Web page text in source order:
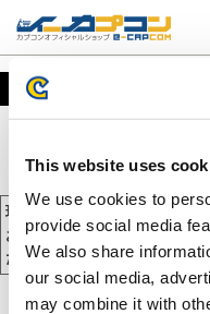
This website uses
We use cookies to
provide social media
We also share
our social media,
may combine it with
カート
現在、カートには商品が入っ
お買い物を続けるには下の
ださい。